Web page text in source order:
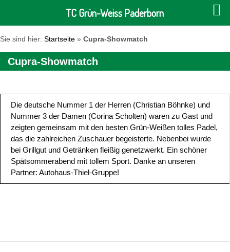
Sie sind hier: Startseite » Cupra-Showmatch
Cupra-Showmatch
Die deutsche Nummer 1 der Herren (Christian Böhnke) und
Nummer 3 der Damen (Corina Scholten) waren zu Gast und
zeigten gemeinsam mit den besten Grün-Weißen tolles Padel,
das die zahlreichen Zuschauer begeisterte. Nebenbei wurde
bei Grillgut und Getränken fleißig genetzwerkt. Ein schöner
Spätsommerabend mit tollem Sport. Danke an unseren
Partner: Autohaus-Thiel-Gruppe!
TC Grün-Weiss Paderborn